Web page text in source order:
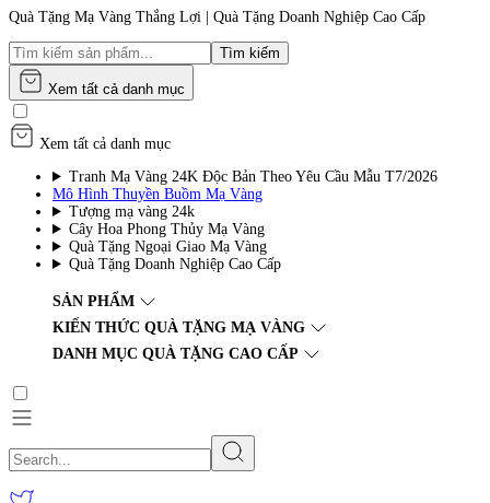
Quà Tặng Mạ Vàng Thắng Lợi | Quà Tặng Doanh Nghiệp Cao Cấp
Tìm kiếm
Xem tất cả danh mục
Xem tất cả danh mục
Tranh Mạ Vàng 24K Độc Bản Theo Yêu Cầu Mẫu T7/2026
Mô Hình Thuyền Buồm Mạ Vàng
Tượng mạ vàng 24k
Cây Hoa Phong Thủy Mạ Vàng
Quà Tặng Ngoại Giao Mạ Vàng
Quà Tặng Doanh Nghiệp Cao Cấp
SẢN PHẨM
KIẾN THỨC QUÀ TẶNG MẠ VÀNG
DANH MỤC QUÀ TẶNG CAO CẤP